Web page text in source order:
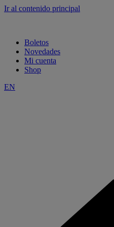
Ir al contenido principal
Boletos
Novedades
Mi cuenta
Shop
EN